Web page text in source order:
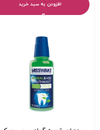
افزودن به سبد خرید